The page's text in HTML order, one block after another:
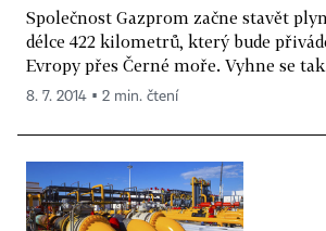
Společnost Gazprom začne stavět
délce 422 kilometrů, který bude
Evropy přes Černé moře. Vyhne se
8. 7. 2014 ▪ 2 min. čtení